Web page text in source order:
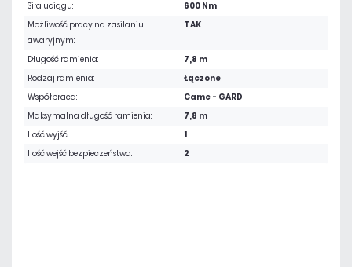
Siła uciągu:
600 Nm
Możliwość pracy na zasilaniu
awaryjnym:
TAK
Długość ramienia:
7,8 m
Rodzaj ramienia:
Łączone
Współpraca:
Came - GARD
Maksymalna długość ramienia:
7,8 m
Ilość wyjść:
1
Ilość wejść bezpieczeństwa:
2